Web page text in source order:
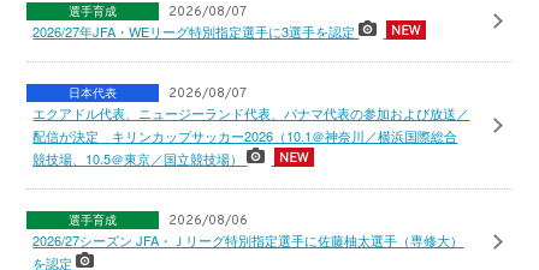
選手育成 2026/08/07
2026/27年JFA・WEリーグ特別指定選手に3選手を認定
日本代表 2026/08/07
エクアドル代表、ニュージーランド代表、パナマ代表の参加および放送／
配信が決定 キリンカップサッカー2026（10.1＠神奈川／横浜国際総合
競技場、10.5＠東京／国立競技場）
選手育成 2026/08/06
2026/27シーズン JFA・Ｊリーグ特別指定選手に佐藤柚太選手（専修大）
を認定